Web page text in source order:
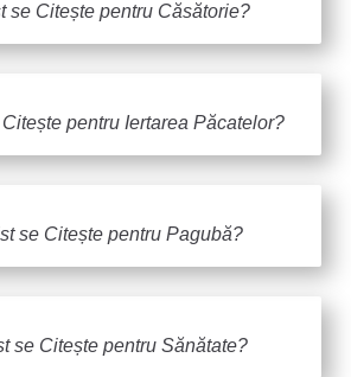
se Citește pentru Căsătorie?
pentru Iertarea Păcatelor?
se Citește pentru Pagubă?
se Citește pentru Sănătate?